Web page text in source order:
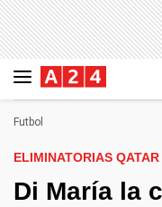
Futbol
ELIMINATORIAS
Di María la